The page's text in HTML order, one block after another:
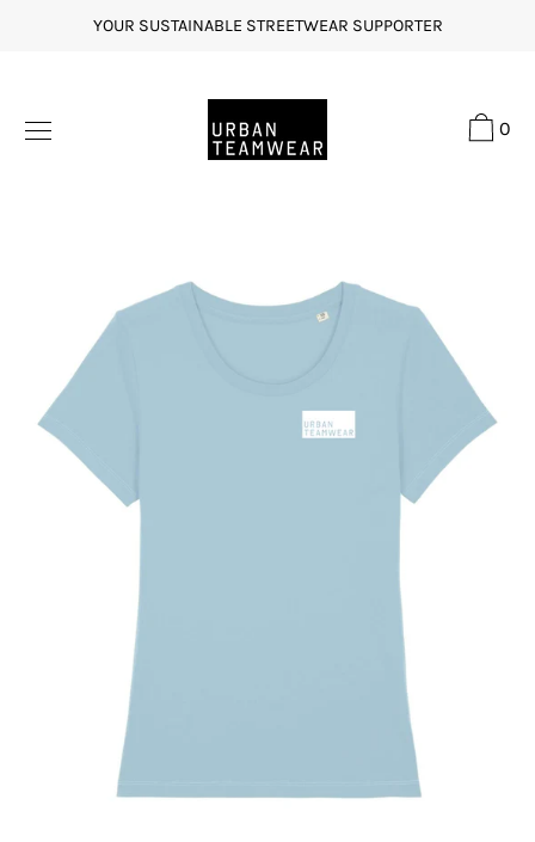
YOUR SUSTAINABLE STREETWEAR SUPPORTER
0